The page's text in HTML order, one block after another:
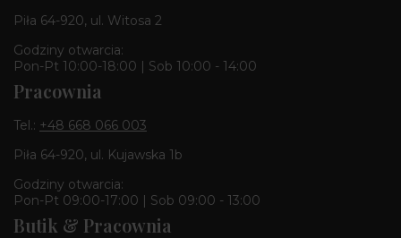
Piła 64-920, ul. Witosa 2
Godziny otwarcia:
Pon-Pt 10:00-18:00 | Sob 10:00 - 14:00
Pracownia
Tel.: +48 668 066 003
Piła 64-920, ul. Kujawska 1b
Godziny otwarcia:
Pon-Pt 09:00-17:00 | Sob 09:00 - 13:00
Butik & Pracownia